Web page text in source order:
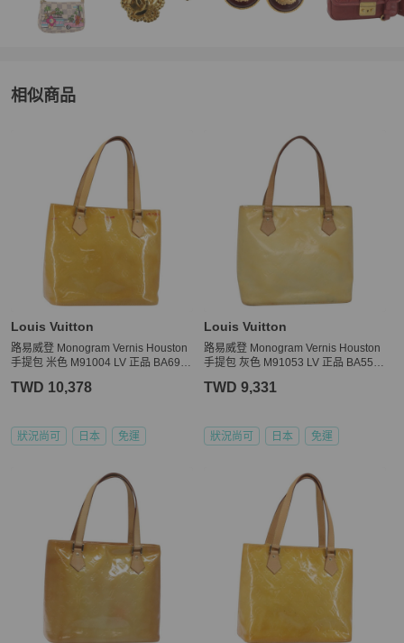
hill 會為您取消訂單，還請見諒。
★ 若商品已通過跨境寄送與 PopChill 的鑑定抵達買家手上，而買家
rand Street 購買，我方協助進行鑑定和訂購，因此我方無法代替賣
方（Brand Street）行使是否同意退貨的權利，Brand Street 是日本
老牌中古店，對於品質和信譽均有良好的把關，敬請放心購買。
★ 買家一旦依照 PopChill 平台所定方式、條件及流程完成下單，即
表示願意依照本服務約定條款及相關網頁上所載明的約定內容、交易
條件、退貨政策或限制。
【電子發票與關稅政策】
★ 商品通過鑑定（鑑證）後，PopChill 依法將會開立「訂單金額」全
★ 各國海關如有關稅 PopChill 均依法申報相符之金額，且均由 Pop
相似商品
Louis Vuitton
路易威登 Monogram Vernis Houston
手提包 米色 M91004 LV 正品 BA698
TWD 10,378
狀況尚可 日本 免運
Louis Vuitton
路易威登 Monogram Vernis Houston
手提包 灰色 M91053 LV 正品 BA551
TWD 9,331
狀況尚可 日本 免運